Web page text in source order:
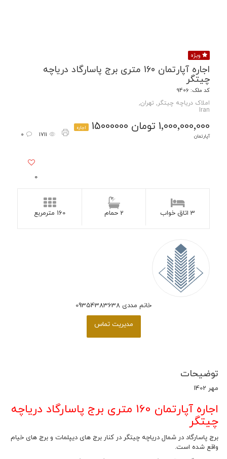
ویژه
اجاره آپارتمان 160 متری برج پاسارگاد دریاچه
چیتگر
کد ملک: 9406
املاک دریاچه چیتگر, تهران,
Iran
1٬000٬000٬000 تومان 15000000
اجاره
آپارتمان
1711
0
160 مترمربع
خانم مددی 09354383638
مدیریت تماس
توضیحات
مهر 1402
اجاره آپارتمان 160 متری برج پاسارگاد دریاچه
چیتگر
برج پاسارگاد در شمال دریاچه چیتگر در کنار برج های دیپلمات و برج های خیام
واقع شده است.